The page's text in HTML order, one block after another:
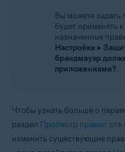
Вы можете задать
будет применять
назначенных
Настройки ▸
брандмауэр
приложениями?.
Чтобы узнать больше о
раздел Просмотр правил
изменить существующие